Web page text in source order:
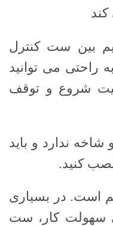
کند
بین ست کنترل
راحتی می توانید
شروع و توقف
شاخه ندارد و باید
کنید.
است. در بسیاری
سهولت کار، ست